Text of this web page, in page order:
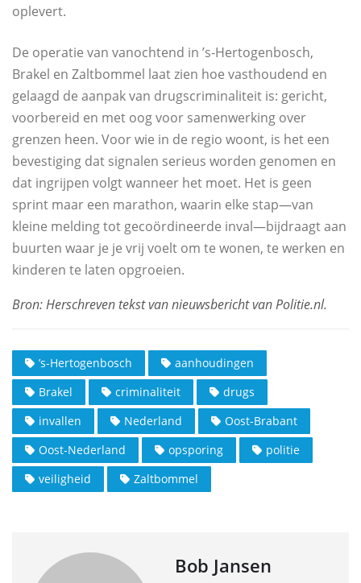
oplevert.
De operatie van vanochtend in ’s‑Hertogenbosch,
Brakel en Zaltbommel laat zien hoe vasthoudend en
gelaagd de aanpak van drugscriminaliteit is: gericht,
voorbereid en met oog voor samenwerking over
grenzen heen. Voor wie in de regio woont, is het een
bevestiging dat signalen serieus worden genomen en
dat ingrijpen volgt wanneer het moet. Het is geen
sprint maar een marathon, waarin elke stap—van
kleine melding tot gecoördineerde inval—bijdraagt aan
buurten waar je je vrij voelt om te wonen, te werken en
kinderen te laten opgroeien.
’s‑Hertogenbosch
aanhoudingen
Brakel
criminaliteit
drugs
invallen
Nederland
Oost‑Brabant
Oost‑Nederland
opsporing
politie
veiligheid
Zaltbommel
Bob Jansen